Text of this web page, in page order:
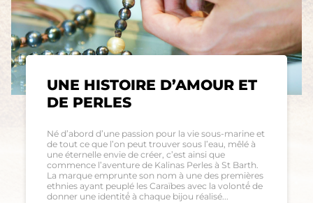
UNE HISTOIRE D’AMOUR ET
DE PERLES
Né d’abord d’une passion pour la vie sous-marine et
de tout ce que l’on peut trouver sous l’eau, mêlé à
une éternelle envie de créer, c’est ainsi que
commence l’aventure de Kalinas Perles à St Barth.
La marque emprunte son nom à une des premières
ethnies ayant peuplé les Caraïbes avec la volonté́ de
donner une identité́ à chaque bijou réalisé...